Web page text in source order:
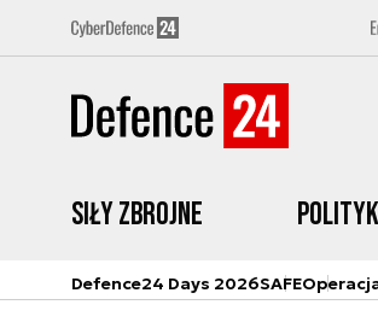
Siły zbrojne
Defence24 Days 2026SAFE